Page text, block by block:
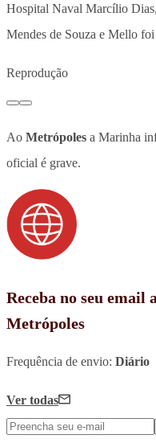
Hospital Naval Marcílio
Mendes de Souza e Mello foi
Reprodução
Ao Metrópoles a Marinha
oficial é grave.
Receba no seu email
Metrópoles
Frequência de envio: Diário
Ver todas